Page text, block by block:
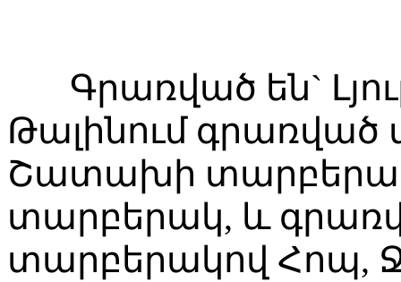
Գրառված են`
Թալինում գրառված
Շատախի
տարբերակ, և
տարբերակով Հոպ,